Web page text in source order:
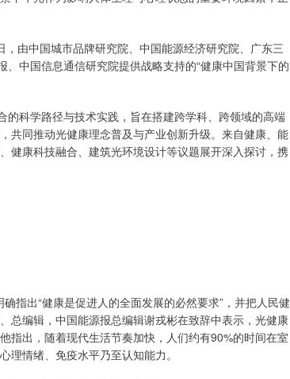
，由中国城市品牌研究院、中国能源经济研究院、广东三
中国信息通信研究院提供战略支持的“健康中国背景下的
的科学路径与技术实践，旨在搭建跨学科、跨领域的高端
共同推动光健康理念普及与产业创新升级。来自健康、能
健康科技融合、建筑光环境设计等议题展开深入探讨，携
指出“健康是促进人的全面发展的必然要求”，并把人民健
总编辑，中国能源报总编辑谢戎彬在致辞中表示，光健康
指出，随着现代生活节奏加快，人们约有90%的时间在室
理情绪、免疫水平乃至认知能力。